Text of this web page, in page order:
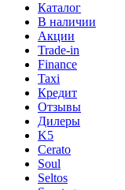
Каталог
В наличии
Акции
Trade-in
Finance
Taxi
Кредит
Отзывы
Дилеры
K5
Cerato
Soul
Seltos